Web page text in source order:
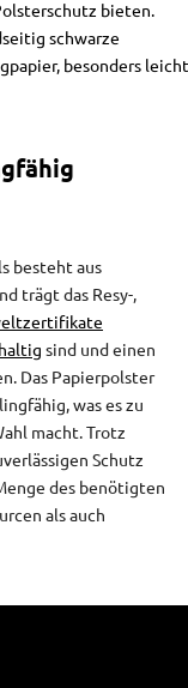
bieten.
schwarze
besonders
besteht aus
trägt das Resy-,
sind und einen
Das Papierpolster
was es zu
macht. Trotz
Schutz
des benötigten
als auch